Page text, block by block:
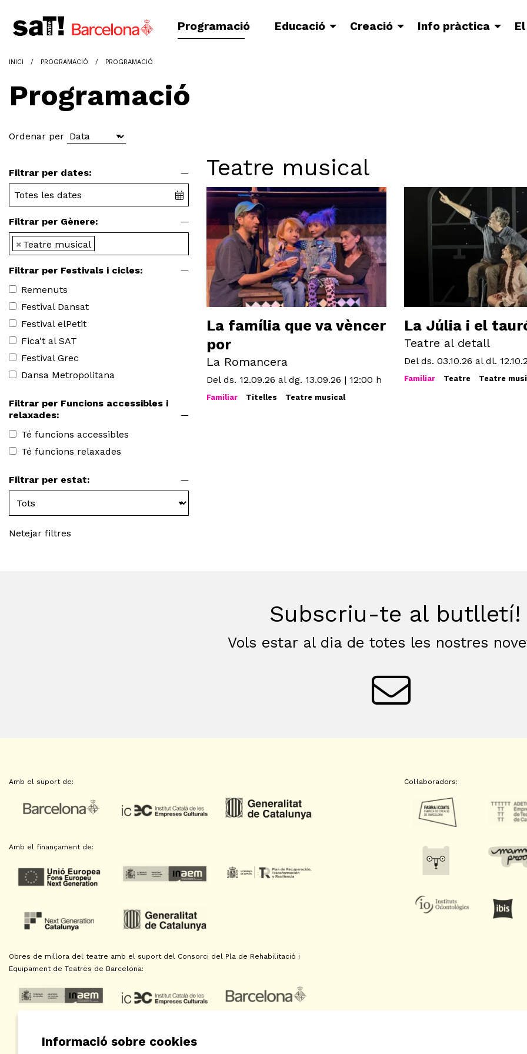
Programació Educació Creació Info pràctica
INICI PROGRAMACIÓ PROGRAMACIÓ
Programació
Teatre musical
La família que va vèncer
por
La Romancera
Del ds. 12.09.26 al dg. 13.09.26 | 12:00 h
Familiar Titelles Teatre musical
La Júlia i el
Teatre al detall
Del ds. 03.10.26 al dl.
Familiar Teatre Teatre
Ordenar per
Filtrar per dates:
Filtrar per Gènere:
× Teatre musical
Filtrar per Festivals i cicles:
Remenuts
Festival Dansat
Festival elPetit
Fica't al SAT
Festival Grec
Dansa Metropolitana
Filtrar per Funcions accessibles i
relaxades:
Té funcions accessibles
Té funcions relaxades
Filtrar per estat:
Netejar filtres
Subscriu-te al butlletí!
Vols estar al dia de totes les nostres
Amb el suport de:
Amb el finançament de:
Obres de millora del teatre amb el suport del Consorci del Pla de Rehabilitació i
Equipament de Teatres de Barcelona:
Col·laboradors:
Informació sobre cookies